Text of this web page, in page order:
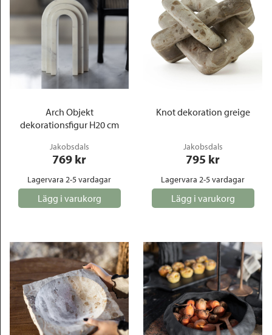
Arch Objekt
dekorationsfigur H20 cm
Jakobsdals
769 kr
Lagervara 2-5 vardagar
Lägg i varukorg
Knot dekoration greige
Jakobsdals
795 kr
Lagervara 2-5 vardagar
Lägg i varukorg